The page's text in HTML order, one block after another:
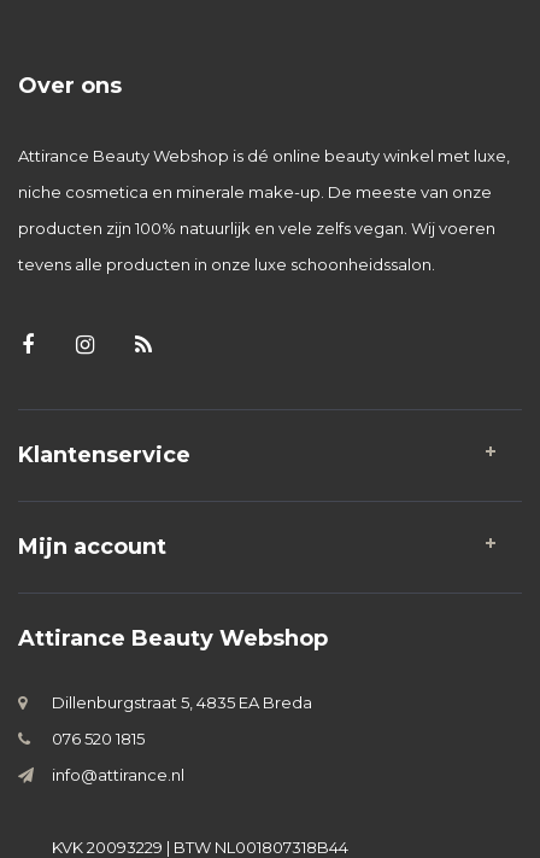
Over ons
Attirance Beauty Webshop is dé online beauty winkel met luxe,
niche cosmetica en minerale make-up. De meeste van onze
producten zijn 100% natuurlijk en vele zelfs vegan. Wij voeren
tevens alle producten in onze luxe schoonheidssalon.
Klantenservice
Mijn account
Attirance Beauty Webshop
Dillenburgstraat 5, 4835 EA Breda
076 520 1815
info@attirance.nl
KVK 20093229 | BTW NL001807318B44